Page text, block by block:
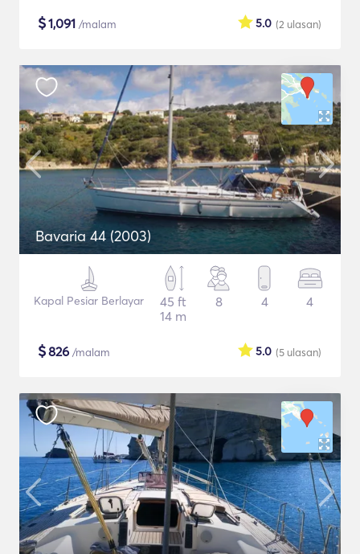
$1,091 /malam (2 ulasan)
5.0
Bavaria 44 (2003)
Kapal Pesiar Berlayar
45 ft
14 m
8 4 4
$826 /malam (5 ulasan)
5.0